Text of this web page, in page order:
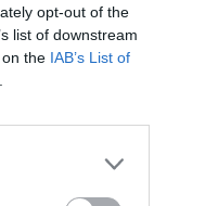
opt-out of the
list of downstream
the IAB’s List of
il birrificio Buddelship
per avviare collaborazioni,
fattoria nel 2020. Il